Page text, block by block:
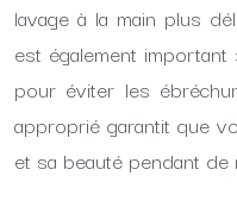
lavage à la main plus
est également
pour éviter les
approprié garantit que
et sa beauté pendant